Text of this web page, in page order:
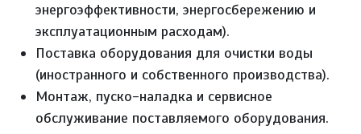
энергоэффективности, энергосбережению и
эксплуатационным расходам).
Поставка оборудования для очистки воды
(иностранного и собственного производства).
Монтаж, пуско-наладка и сервисное
обслуживание поставляемого оборудования.